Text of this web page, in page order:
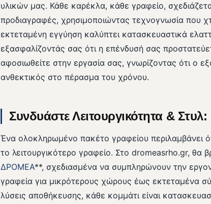
υλικών μας. Κάθε καρέκλα, κάθε γραφείο,
προδιαγραφές, χρησιμοποιώντας τεχνογνωσία που
εκτεταμένη εγγύηση καλύπτει κατασκευαστικά
εξασφαλίζοντάς σας ότι η επένδυσή σας
αφοσιωθείτε στην εργασία σας, γνωρίζοντας ότι ο
ανθεκτικός στο πέρασμα του χρόνου.
Συνδυάστε Λειτουργικότητα &
Ένα ολοκληρωμένο πακέτο γραφείου περιλαμβάνει
το λειτουργικότερο γραφείο. Στο dromeasrho.gr, θα
ΔΡΟΜΕΑ**, σχεδιασμένα να συμπληρώνουν την
γραφεία για μικρότερους χώρους έως εκτεταμένα
λύσεις αποθήκευσης, κάθε κομμάτι είναι